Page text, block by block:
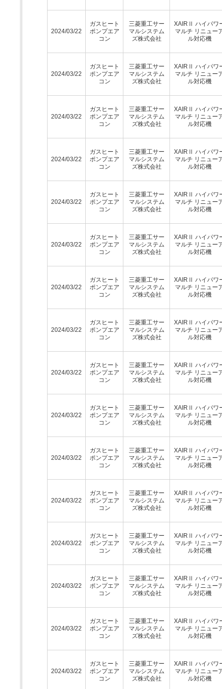
2024/03/22
ガスヒート
ポンプエア
コン
三菱重工サー
マルシステム
ズ株式会社
XAIRⅡ ハイパワ
マルチ リニュー
ル対応機
2024/03/22
ガスヒート
ポンプエア
コン
三菱重工サー
マルシステム
ズ株式会社
XAIRⅡ ハイパワ
マルチ リニュー
ル対応機
2024/03/22
ガスヒート
ポンプエア
コン
三菱重工サー
マルシステム
ズ株式会社
XAIRⅡ ハイパワ
マルチ リニュー
ル対応機
2024/03/22
ガスヒート
ポンプエア
コン
三菱重工サー
マルシステム
ズ株式会社
XAIRⅡ ハイパワ
マルチ リニュー
ル対応機
2024/03/22
ガスヒート
ポンプエア
コン
三菱重工サー
マルシステム
ズ株式会社
XAIRⅡ ハイパワ
マルチ リニュー
ル対応機
2024/03/22
ガスヒート
ポンプエア
コン
三菱重工サー
マルシステム
ズ株式会社
XAIRⅡ ハイパワ
マルチ リニュー
ル対応機
2024/03/22
ガスヒート
ポンプエア
コン
三菱重工サー
マルシステム
ズ株式会社
XAIRⅡ ハイパワ
マルチ リニュー
ル対応機
2024/03/22
ガスヒート
ポンプエア
コン
三菱重工サー
マルシステム
ズ株式会社
XAIRⅡ ハイパワ
マルチ リニュー
ル対応機
2024/03/22
ガスヒート
ポンプエア
コン
三菱重工サー
マルシステム
ズ株式会社
XAIRⅡ ハイパワ
マルチ リニュー
ル対応機
2024/03/22
ガスヒート
ポンプエア
コン
三菱重工サー
マルシステム
ズ株式会社
XAIRⅡ ハイパワ
マルチ リニュー
ル対応機
2024/03/22
ガスヒート
ポンプエア
コン
三菱重工サー
マルシステム
ズ株式会社
XAIRⅡ ハイパワ
マルチ リニュー
ル対応機
2024/03/22
ガスヒート
ポンプエア
コン
三菱重工サー
マルシステム
ズ株式会社
XAIRⅡ ハイパワ
マルチ リニュー
ル対応機
2024/03/22
ガスヒート
ポンプエア
コン
三菱重工サー
マルシステム
ズ株式会社
XAIRⅡ ハイパワ
マルチ リニュー
ル対応機
2024/03/22
ガスヒート
ポンプエア
コン
三菱重工サー
マルシステム
ズ株式会社
XAIRⅡ ハイパワ
マルチ リニュー
ル対応機
2024/03/22
ガスヒート
ポンプエア
コン
三菱重工サー
マルシステム
ズ株式会社
XAIRⅡ ハイパワ
マルチ リニュー
ル対応機
2024/03/22
ガスヒート
ポンプエア
コン
三菱重工サー
マルシステム
ズ株式会社
XAIRⅡ ハイパワ
マルチ リニュー
ル対応機